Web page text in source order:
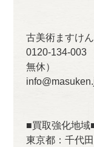
古美術ますけん
0120-134-
無休）
■買取強化地域
東京都：千代